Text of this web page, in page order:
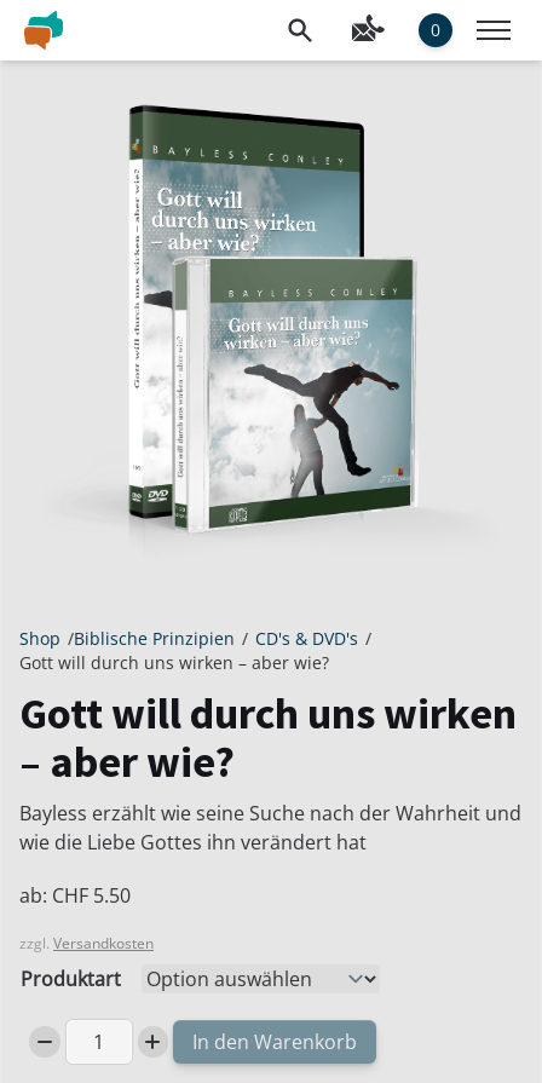
0
Shop /Biblische Prinzipien / CD's & DVD's /
Gott will durch uns wirken – aber wie?
Gott will durch uns wirken
– aber wie?
Bayless erzählt wie seine Suche nach der Wahrheit und
wie die Liebe Gottes ihn verändert hat
ab: CHF 5.50
zzgl. Versandkosten
Produktart
Gott
In den Warenkorb